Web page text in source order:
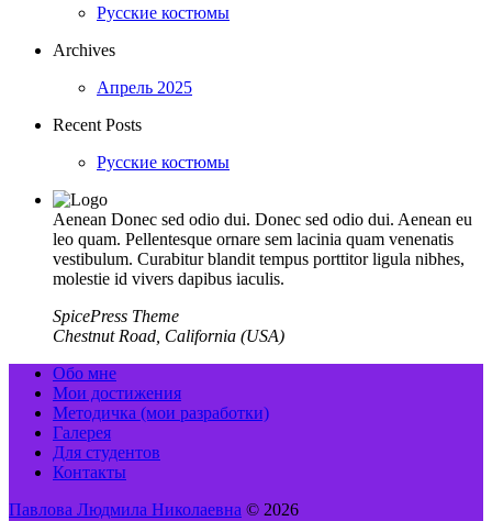
Русские костюмы
Archives
Апрель 2025
Recent Posts
Русские костюмы
Aenean Donec sed odio dui. Donec sed odio dui. Aenean eu
leo quam. Pellentesque ornare sem lacinia quam venenatis
vestibulum. Curabitur blandit tempus porttitor ligula nibhes,
molestie id vivers dapibus iaculis.
SpicePress Theme
Chestnut Road, California (USA)
Обо мне
Мои достижения
Методичка (мои разработки)
Галерея
Для студентов
Контакты
Павлова Людмила Николаевна © 2026